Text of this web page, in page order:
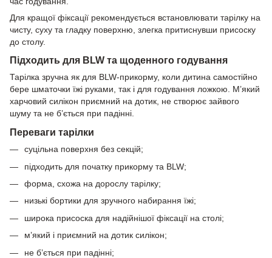
Для кращої фіксації рекомендується встановлювати тарілку на
чисту, суху та гладку поверхню, злегка притиснувши присоску
до столу.
Підходить для BLW та щоденного годування
Тарілка зручна як для BLW-прикорму, коли дитина самостійно
бере шматочки їжі руками, так і для годування ложкою. М’який
харчовий силікон приємний на дотик, не створює зайвого
шуму та не б’ється при падінні.
Переваги тарілки
суцільна поверхня без секцій;
підходить для початку прикорму та BLW;
форма, схожа на дорослу тарілку;
низькі бортики для зручного набирання їжі;
широка присоска для надійнішої фіксації на столі;
м’який і приємний на дотик силікон;
не б’ється при падінні;